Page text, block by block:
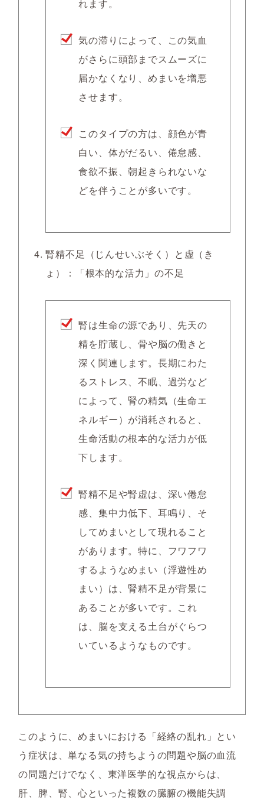
れます。
気の滞りによって、この気血
がさらに頭部までスムーズに
届かなくなり、めまいを増悪
させます。
このタイプの方は、顔色が青
白い、体がだるい、倦怠感、
食欲不振、朝起きられないな
どを伴うことが多いです。
腎精不足（じんせいぶそく）と虚（き
ょ）：「根本的な活力」の不足
腎は生命の源であり、先天の
精を貯蔵し、骨や脳の働きと
深く関連します。長期にわた
るストレス、不眠、過労など
によって、腎の精気（生命エ
ネルギー）が消耗されると、
生命活動の根本的な活力が低
下します。
腎精不足や腎虚は、深い倦怠
感、集中力低下、耳鳴り、そ
してめまいとして現れること
があります。特に、フワフワ
するようなめまい（浮遊性め
まい）は、腎精不足が背景に
あることが多いです。これ
は、脳を支える土台がぐらつ
いているようなものです。
このように、めまいにおける「経絡の乱れ」とい
う症状は、単なる気の持ちようの問題や脳の血流
の問題だけでなく、東洋医学的な視点からは、
肝、脾、腎、心といった複数の臓腑の機能失調